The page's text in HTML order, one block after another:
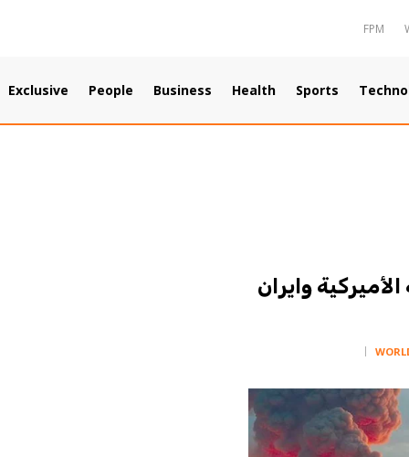
FPM
Exclusive People Business Health Sports
وايران